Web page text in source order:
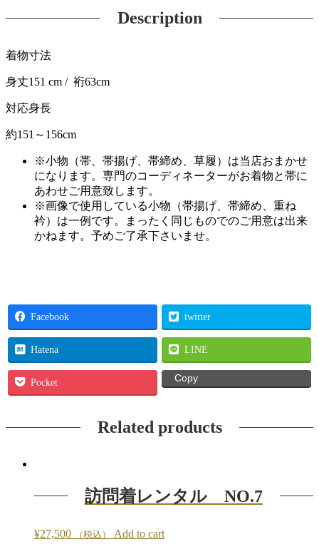
ル
quantity
Description
着物寸法
身丈151 cm / 裄63cm
対応身長
約151 ～ 156cm
※小物（帯、帯揚げ、帯締め、草履）は当店おまかせ
になります。専門のコーディネーターがお着物と帯に
あわせご用意致します。
※画像で使用している小物（帯揚げ、帯締め、重ね
衿）は一例です。まったく同じものでのご用意は出来
かねます。予めご了承下さいませ。
Facebook twitter
Hatena LINE
Pocket Copy
Related products
訪問着レンタル NO.7
¥27,500 （税込） Add to cart